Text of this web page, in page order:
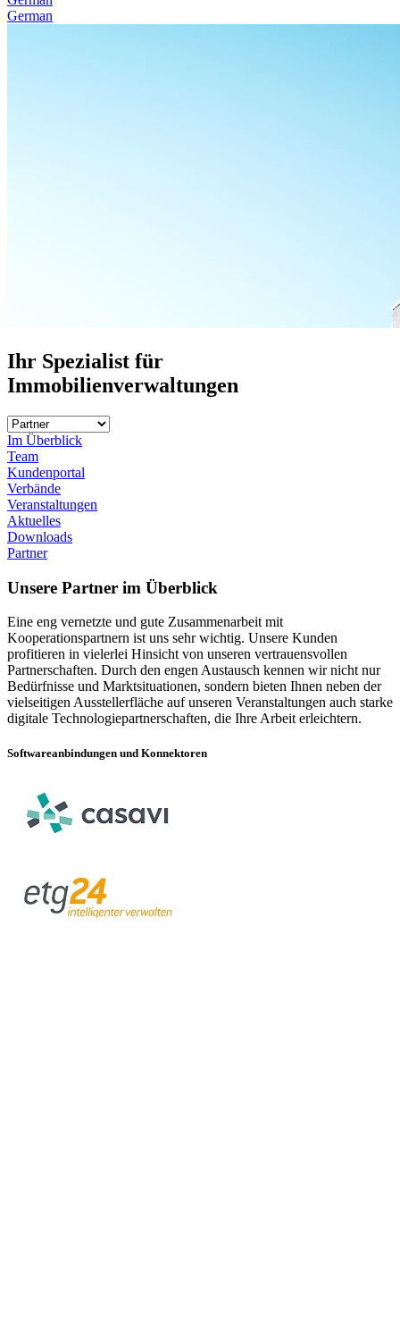
German
Ihr Spezialist für
Immobilienverwaltungen
Im Überblick
Team
Kundenportal
Verbände
Veranstaltungen
Aktuelles
Downloads
Partner
Unsere Partner im Überblick
Eine eng vernetzte und gute Zusammenarbeit mit
Kooperationspartnern ist uns sehr wichtig. Unsere Kunden
profitieren in vielerlei Hinsicht von unseren vertrauensvollen
Partnerschaften. Durch den engen Austausch kennen wir nicht nur
Bedürfnisse und Marktsituationen, sondern bieten Ihnen neben der
vielseitigen Ausstellerfläche auf unseren Veranstaltungen auch starke
digitale Technologiepartnerschaften, die Ihre Arbeit erleichtern.
Softwareanbindungen und Konnektoren